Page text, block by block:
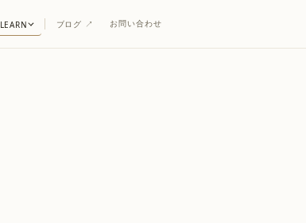
LEARN ブログ ↗ お問い合わせ